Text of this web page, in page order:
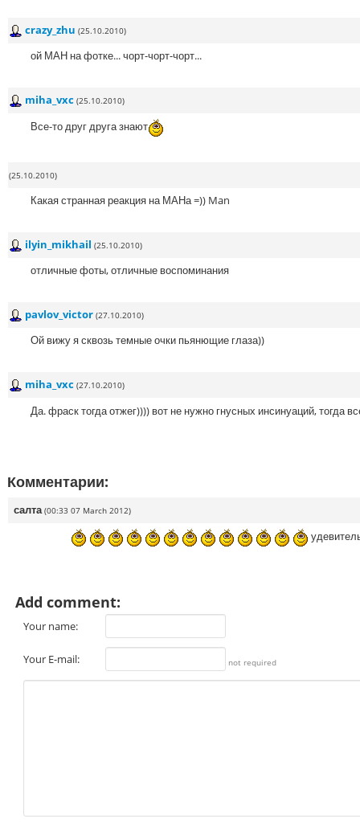
crazy_zhu (25.10.2010)
ой МАН на фотке... чорт-чорт-чорт...
miha_vxc (25.10.2010)
Все-то друг друга знают
(25.10.2010)
Какая странная реакция на МАНа =)) Man
ilyin_mikhail (25.10.2010)
отличные фоты, отличные воспоминания
pavlov_victor (27.10.2010)
Ой вижу я сквозь темные очки пьянющие глаза))
miha_vxc (27.10.2010)
Да. фраск тогда отжег)))) вот не нужно гнусных инсинуаций, тогда
Комментарии:
салта (00:33 07 March 2012)
Add comment:
Your name:
Your E-mail: not required